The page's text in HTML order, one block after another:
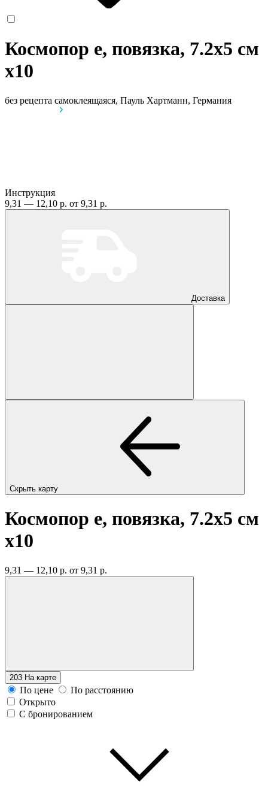
Космопор е, повязка, 7.2х5 см
x10
без рецепта самоклеящаяся, Пауль Хартманн, Германия
Инструкция
9,31 — 12,10 р. от 9,31 р.
Доставка
Скрыть карту
Космопор е, повязка, 7.2х5 см
x10
9,31 — 12,10 р. от 9,31 р.
203 На карте
По цене
По расстоянию
Открыто
С бронированием